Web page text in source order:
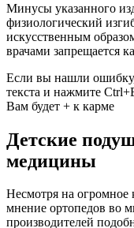
Минусы указанного
физиологический
искусственным
врачами запрещается
Если вы нашли
текста и нажмите
Вам будет + к карме
Детские
медицины
Несмотря на огромное
мнение ортопедов во
производителей